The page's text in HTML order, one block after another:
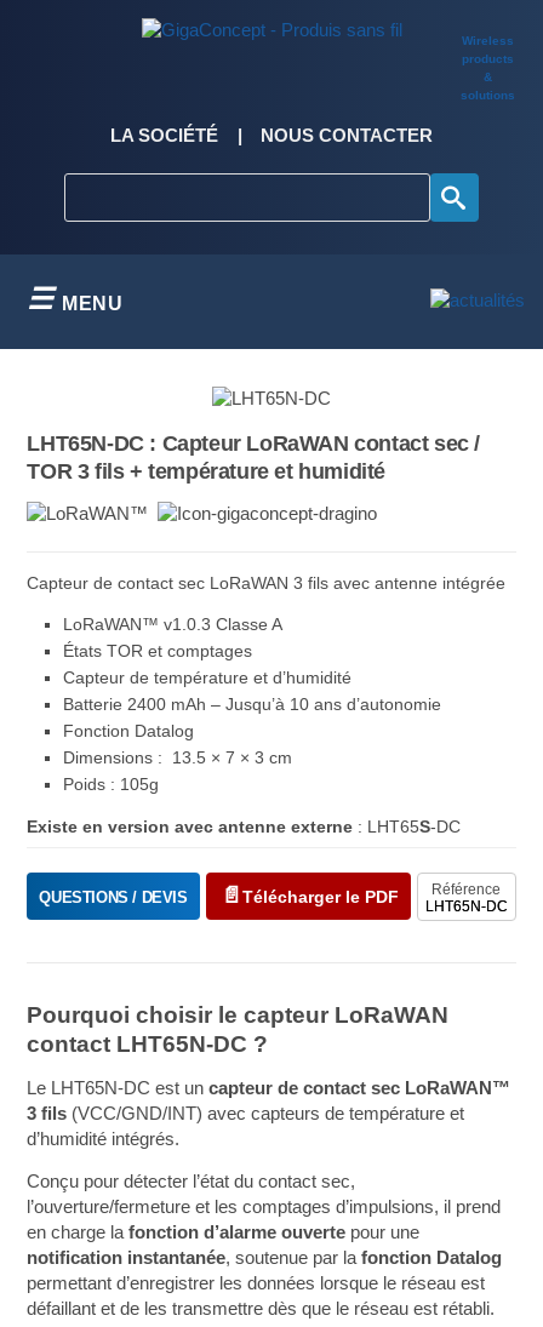
Wireless
products
&
solutions
LA SOCIÉTÉ NOUS CONTACTER
MENU
LHT65N-DC : Capteur LoRaWAN contact sec /
TOR 3 fils + température et humidité
Capteur de contact sec LoRaWAN 3 fils avec antenne intégrée
LoRaWAN™ v1.0.3 Classe A
États TOR et comptages
Capteur de température et d’humidité
Batterie 2400 mAh – Jusqu’à 10 ans d’autonomie
Fonction Datalog
Dimensions : 13.5 × 7 × 3 cm
Poids : 105g
Existe en version avec antenne externe : LHT65S-DC
Référence
LHT65N-DC
QUESTIONS / DEVIS Télécharger le PDF
Pourquoi choisir le capteur LoRaWAN
contact LHT65N-DC ?
Le LHT65N-DC est uncapteur de contact sec LoRaWAN™
3 fils (VCC/GND/INT) avec capteurs de température et
d’humidité intégrés.
Conçu pour détecter l’état du contact sec,
l’ouverture/fermeture et les comptages d’impulsions, il prend
en charge lafonction d’alarme ouverte pour une
notification instantanée, soutenue par lafonction Datalog
permettant d’enregistrer les données lorsque le réseau est
défaillant et de les transmettre dès que le réseau est rétabli.